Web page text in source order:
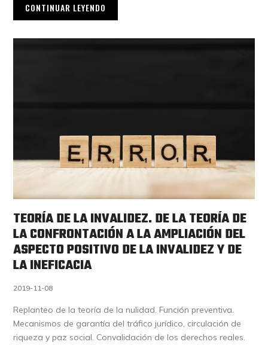
CONTINUAR LEYENDO
TEORÍA DE LA INVALIDEZ. DE LA TEORÍA DE
LA CONFRONTACIÓN A LA AMPLIACIÓN DEL
ASPECTO POSITIVO DE LA INVALIDEZ Y DE
LA INEFICACIA
2019-11-08
Replanteo de la teoría de la nulidad. Función preventiva.
Mecanismos de garantía del tráfico jurídico, circulación de
riqueza y paz social. Convalidación de los derechos reales.